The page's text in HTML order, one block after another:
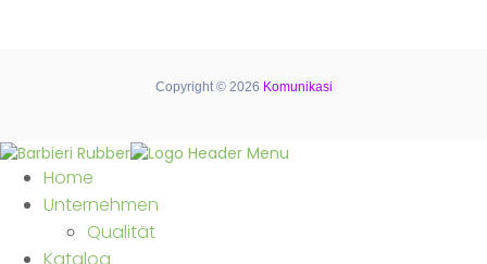
Copyright © 2026 Komunikasi
Home
Unternehmen
Qualität
Katalog